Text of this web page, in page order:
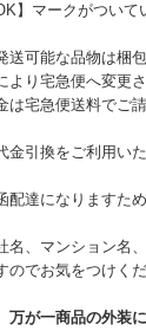
】マークがつい
送可能な品物は梱
より宅急便へ変更
は宅急便送料でご
引換をご利用い
配達になりますた
名、マンション名
のでお気をつけくだ
万が一商品の外装